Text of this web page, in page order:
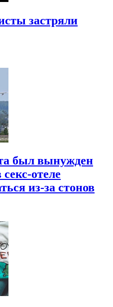
застряли
был вынужден
отеле
из-за стонов